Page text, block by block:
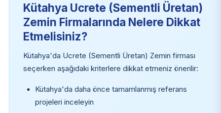
Kütahya Ucrete (Sementli Üretan)
Zemin Firmalarında Nelere Dikkat
Etmelisiniz?
Kütahya'da Ucrete (Sementli Üretan) Zemin firması
seçerken aşağıdaki kriterlere dikkat etmeniz önerilir:
Kütahya'da daha önce tamamlanmış referans
projeleri inceleyin